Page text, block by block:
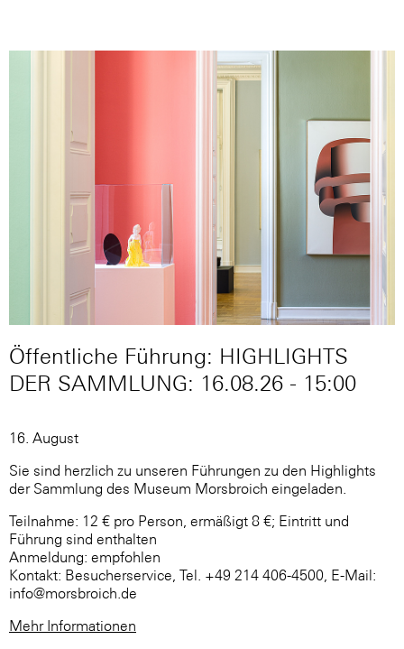
Öffentliche Führung: HIGHLIGHTS
DER SAMMLUNG: 16.08.26 - 15:00
16. August
Sie sind herzlich zu unseren Führungen zu den Highlights
der Sammlung des Museum Morsbroich eingeladen.
Teilnahme: 12 € pro Person, ermäßigt 8 €; Eintritt und
Führung sind enthalten
Anmeldung: empfohlen
Kontakt: Besucherservice, Tel. +49 214 406-4500, E-Mail:
info@morsbroich.de
Mehr Informationen